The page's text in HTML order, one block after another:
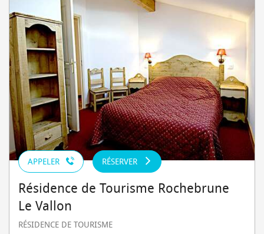
APPELER RÉSERVER
Résidence de Tourisme Rochebrune
Le Vallon
RÉSIDENCE DE TOURISME